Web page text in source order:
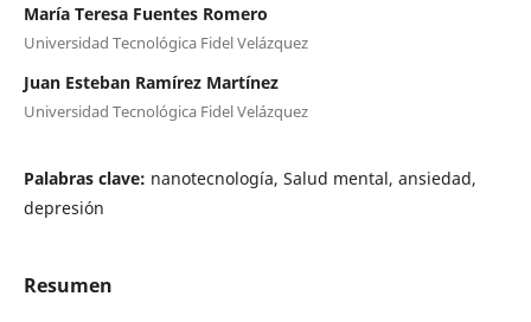
María Teresa Fuentes Romero
Universidad Tecnológica Fidel Velázquez
Juan Esteban Ramírez Martínez
Universidad Tecnológica Fidel Velázquez
Palabras clave: nanotecnología, Salud mental, ansiedad,
depresión
Resumen